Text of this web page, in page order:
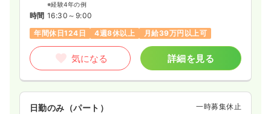
8:30～17:00
日祝休み
詳細を見る
※経験4年の例
時間 16:30～9:00
年間休日124日
4週8休以上 月給39万円以上可
気になる 詳細を見る
日勤のみ（パート） 一時募集休止